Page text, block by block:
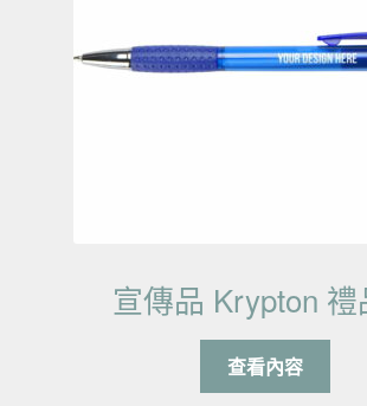
宣傳品 Krypton 禮
查看內容